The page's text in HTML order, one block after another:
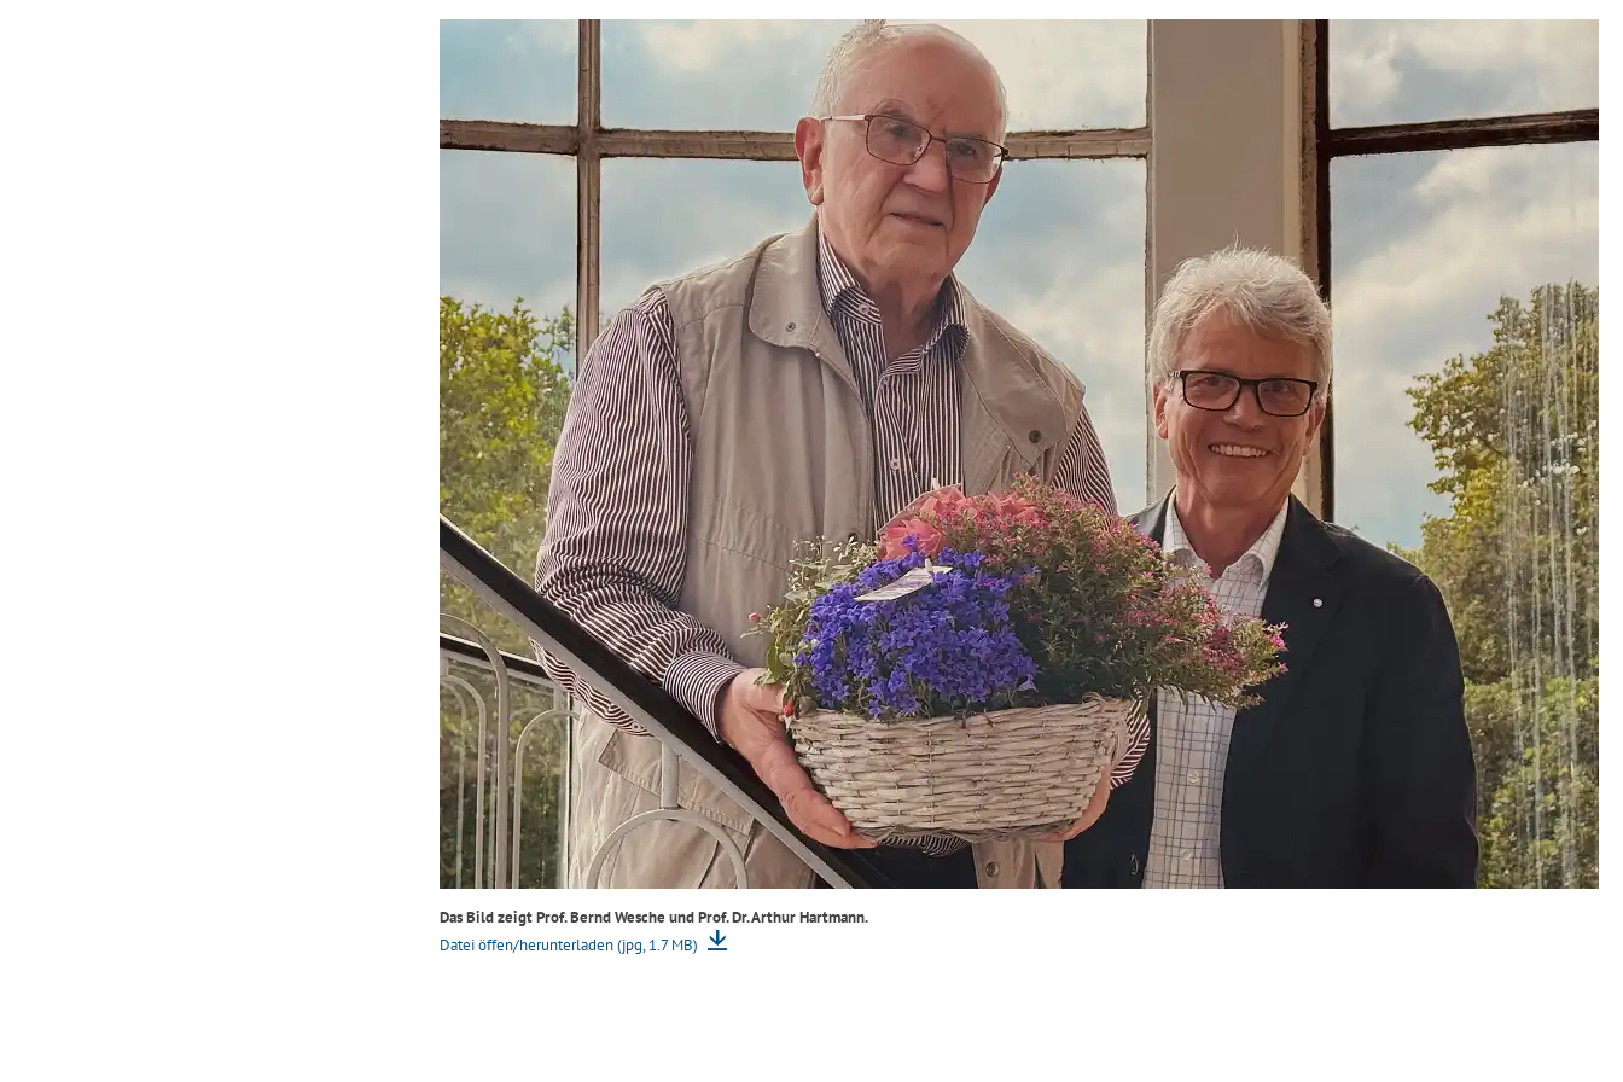
Das Bild zeigt Prof. Bernd Wesche und Prof. Dr. Arthur Hartmann.
Datei öffen/herunterladen (jpg, 1.7 MB)